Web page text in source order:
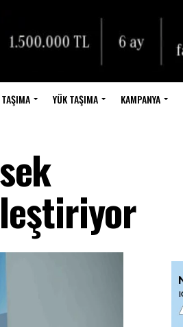
YÜK TAŞIMA KAMPANYA